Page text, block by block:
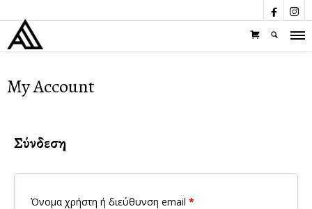
 
My Account
Σύνδεση
Όνομα χρήστη ή διεύθυνση email *